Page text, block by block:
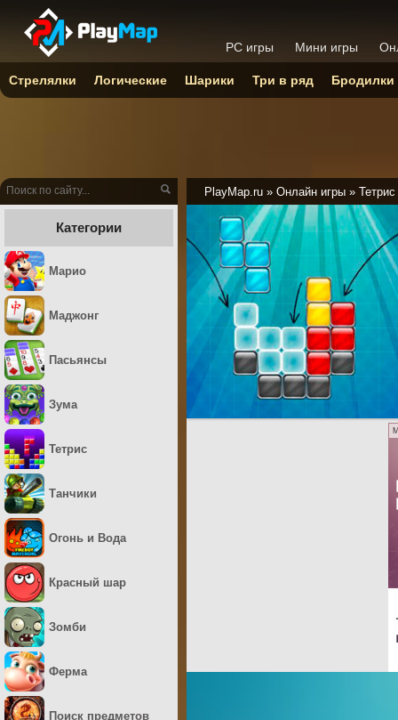
PlayMap.ru » Онлайн игры » Тетрис
Категории
Марио
Маджонг
Пасьянсы
Зума
Тетрис
Танчики
Огонь и Вода
Красный шар
Зомби
Ферма
Поиск предметов
PC игры Мини игры
Стрелялки Логические Шарики Три в ряд Бродилки